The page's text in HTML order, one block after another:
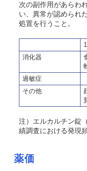
次の副作用があらわ
い、異常が認められ
処置を行うこと。
消化器
過敏症
その他
注）エルカルチン錠
績調査における発現
薬価